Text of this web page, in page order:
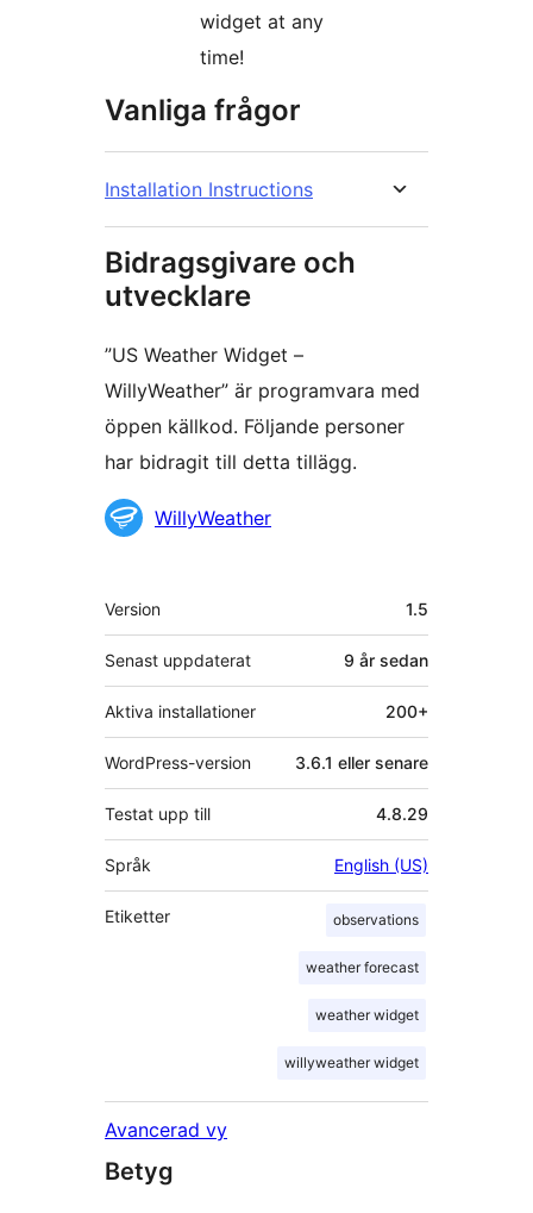
widget at any
time!
Vanliga frågor
Installation Instructions
Bidragsgivare och
utvecklare
”US Weather Widget –
WillyWeather” är programvara med
öppen källkod. Följande personer
har bidragit till detta tillägg.
BidragandeWillyWeather
Meta
Version 1.5
Senast uppdaterat 9 år sedan
Aktiva installationer 200+
WordPress-version 3.6.1 eller senare
Testat upp till 4.8.29
Språk English (US)
Etiketter observations
weather forecast
weather widget
willyweather widget
Avancerad vy
Betyg